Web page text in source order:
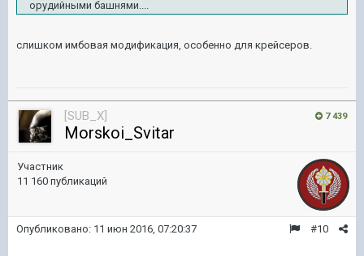
орудийными башнями....
слишком имбовая модификация, особенно для крейсеров.
7 439
[SUB_X]
Morskoi_Svitar
Участник
11 160 публикаций
#10
Опубликовано: 11 июн 2016, 07:20:37